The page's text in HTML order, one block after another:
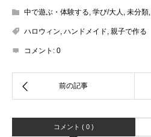
中で遊ぶ・体験する, 学び/大人 , 未分類,
ハロウィン, ハンドメイド, 親子で作る
コメント: 0
コメント ( 0 )